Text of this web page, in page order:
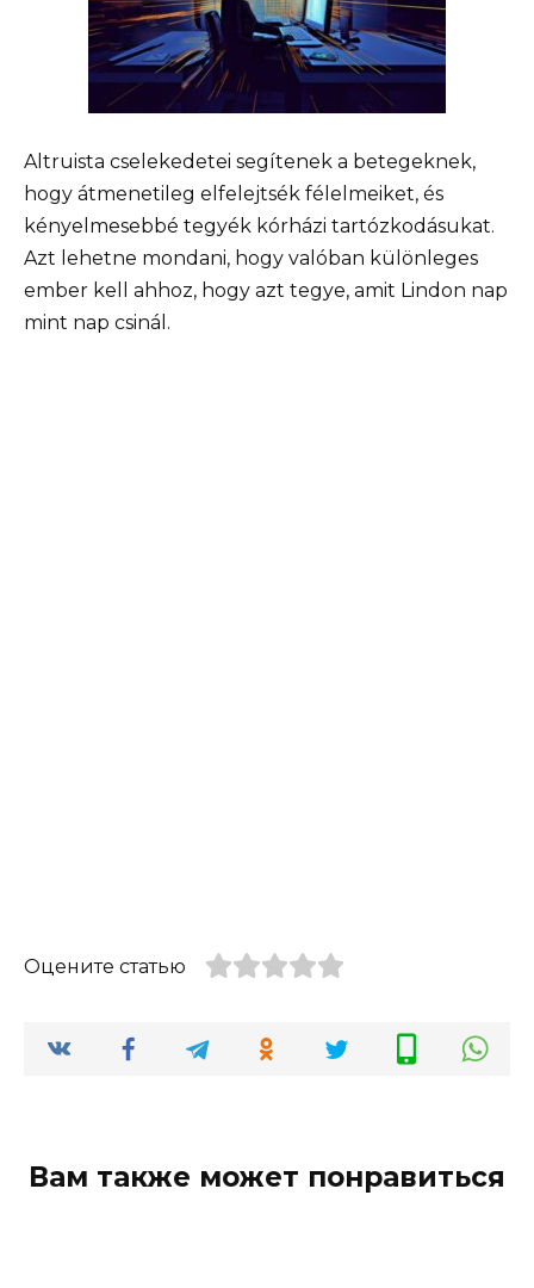
Altruista cselekedetei segítenek a betegeknek,
hogy átmenetileg elfelejtsék félelmeiket, és
kényelmesebbé tegyék kórházi tartózkodásukat.
Azt lehetne mondani, hogy valóban különleges
ember kell ahhoz, hogy azt tegye, amit Lindon nap
mint nap csinál.
Оцените статью
Вам также может понравиться